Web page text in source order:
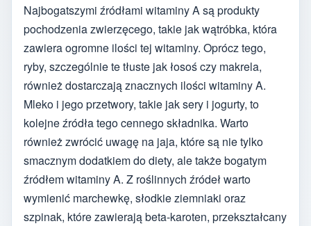
Najbogatszymi źródłami witaminy A są produkty
pochodzenia zwierzęcego, takie jak wątróbka, która
zawiera ogromne ilości tej witaminy. Oprócz tego,
ryby, szczególnie te tłuste jak łosoś czy makrela,
również dostarczają znacznych ilości witaminy A.
Mleko i jego przetwory, takie jak sery i jogurty, to
kolejne źródła tego cennego składnika. Warto
również zwrócić uwagę na jaja, które są nie tylko
smacznym dodatkiem do diety, ale także bogatym
źródłem witaminy A. Z roślinnych źródeł warto
wymienić marchewkę, słodkie ziemniaki oraz
szpinak, które zawierają beta-karoten, przekształcany